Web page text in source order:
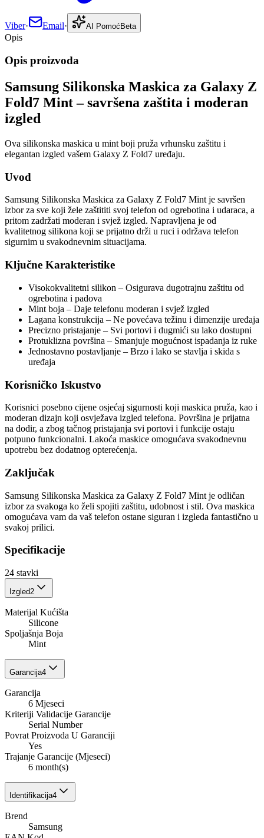
Viber· Email· AI Pomoć Beta
Opis
Opis proizvoda
Samsung Silikonska Maskica za Galaxy Z
Fold7 Mint – savršena zaštita i moderan
izgled
Ova silikonska maskica u mint boji pruža vrhunsku zaštitu i
elegantan izgled vašem Galaxy Z Fold7 uređaju.
Uvod
Samsung Silikonska Maskica za Galaxy Z Fold7 Mint je savršen
izbor za sve koji žele zaštititi svoj telefon od ogrebotina i udaraca, a
pritom zadržati moderan i svjež izgled. Napravljena je od
kvalitetnog silikona koji se prijatno drži u ruci i održava telefon
sigurnim u svakodnevnim situacijama.
Ključne Karakteristike
Visokokvalitetni silikon – Osigurava dugotrajnu zaštitu od
ogrebotina i padova
Mint boja – Daje telefonu moderan i svjež izgled
Lagana konstrukcija – Ne povećava težinu i dimenzije uređaja
Precizno pristajanje – Svi portovi i dugmići su lako dostupni
Protuklizna površina – Smanjuje mogućnost ispadanja iz ruke
Jednostavno postavljanje – Brzo i lako se stavlja i skida s
uređaja
Korisničko Iskustvo
Korisnici posebno cijene osjećaj sigurnosti koji maskica pruža, kao i
moderan dizajn koji osvježava izgled telefona. Površina je prijatna
na dodir, a zbog tačnog pristajanja svi portovi i funkcije ostaju
potpuno funkcionalni. Lakoća maskice omogućava svakodnevnu
upotrebu bez dodatnog opterećenja.
Zaključak
Samsung Silikonska Maskica za Galaxy Z Fold7 Mint je odličan
izbor za svakoga ko želi spojiti zaštitu, udobnost i stil. Ova maskica
omogućava vam da vaš telefon ostane siguran i izgleda fantastično u
svakoj prilici.
Specifikacije
24 stavki
Izgled2
Materijal Kućišta
Silicone
Spoljašnja Boja
Mint
Garancija4
Garancija
6 Mjeseci
Kriteriji Validacije Garancije
Serial Number
Povrat Proizvoda U Garanciji
Yes
Trajanje Garancije (Mjeseci)
6 month(s)
Identifikacija4
Brend
Samsung